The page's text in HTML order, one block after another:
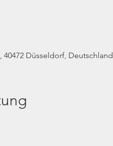
40472 Düsseldorf, Deutschland